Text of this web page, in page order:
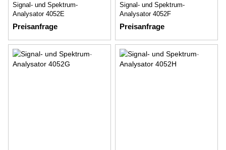
Signal- und Spektrum-
Analysator 4052E
Preisanfrage
Signal- und Spektrum-
Analysator 4052F
Preisanfrage